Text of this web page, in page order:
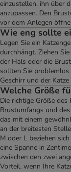
einzustellen, ihn über
anzupassen. Den
vor dem Anlegen
Wie eng sollte
Legen Sie ein
durchhängt. Ziehen
der Hals oder die
sollten Sie problemlos
Geschirr und der
Welche Größe
Die richtige Größe des
Brustumfangs und
das mit einem
an der breitesten
M oder L beziehen
eine Spanne in
zwischen den zwei
Vorteil, wenn Ihre